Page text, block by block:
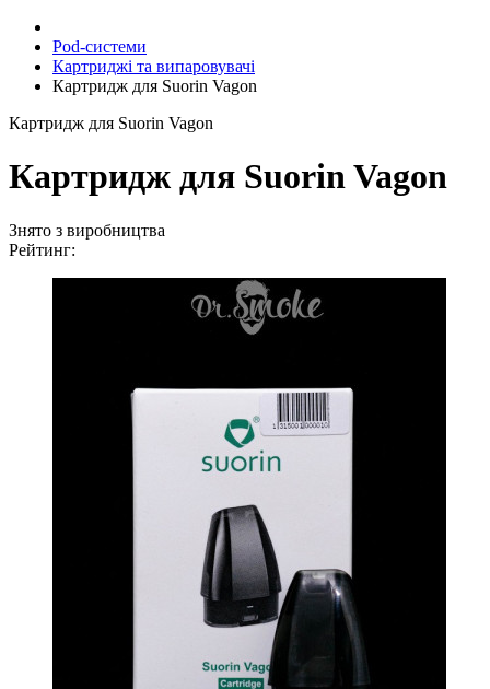
Pod-системи
Картриджі та випаровувачі
Картридж для Suorin Vagon
Картридж для Suorin Vagon
Картридж для Suorin Vagon
Знято з виробництва
Рейтинг: